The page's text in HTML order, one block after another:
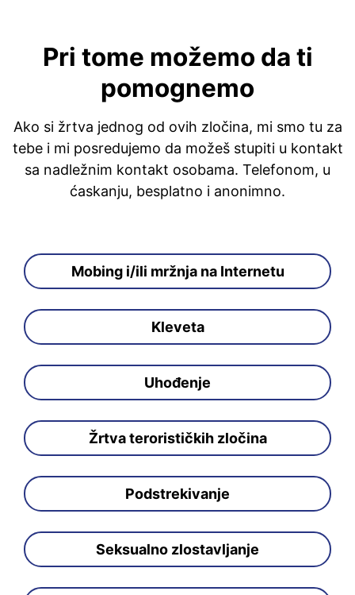
Pri tome možemo da ti
pomognemo
Ako si žrtva jednog od ovih zločina, mi smo tu za
tebe i mi posredujemo da možeš stupiti u kontakt
sa nadležnim kontakt osobama. Telefonom, u
ćaskanju, besplatno i anonimno.
Mobing i/ili mržnja na Internetu
Kleveta
Uhođenje
Žrtva terorističkih zločina
Podstrekivanje
Seksualno zlostavljanje